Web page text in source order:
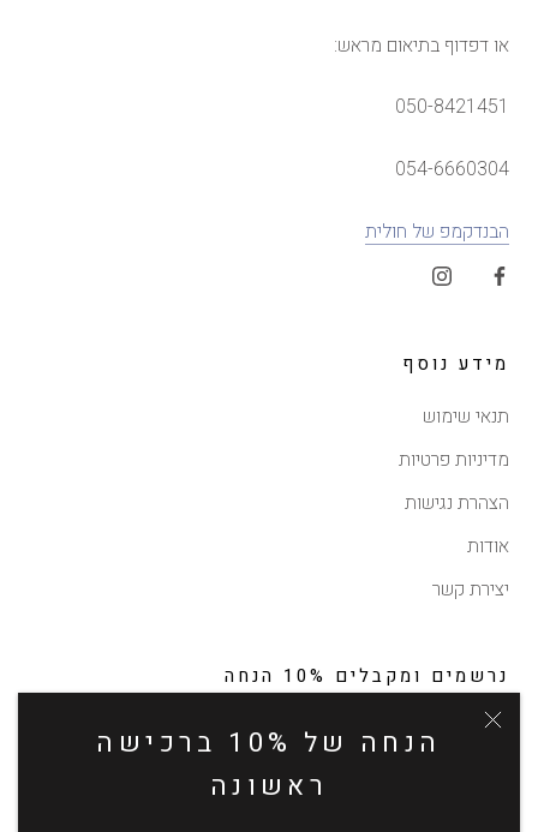
הנחה של 10% ברכישה
ראשונה
או דפדוף בתיאום מראש:
050-8421451
054-6660304
הבנדקמפ של חולית
מידע נוסף
תנאי שימוש
מדיניות פרטיות
הצהרת נגישות
אודות
יצירת קשר
נרשמים ומקבלים 10% הנחה
לקבלת עדכונים על תקליטים חדשים ונדירים, מבצעים והטבות
בלעדיות (ללא כפל מבצעים, ללא הנחה על הזמנות מוקדמות)